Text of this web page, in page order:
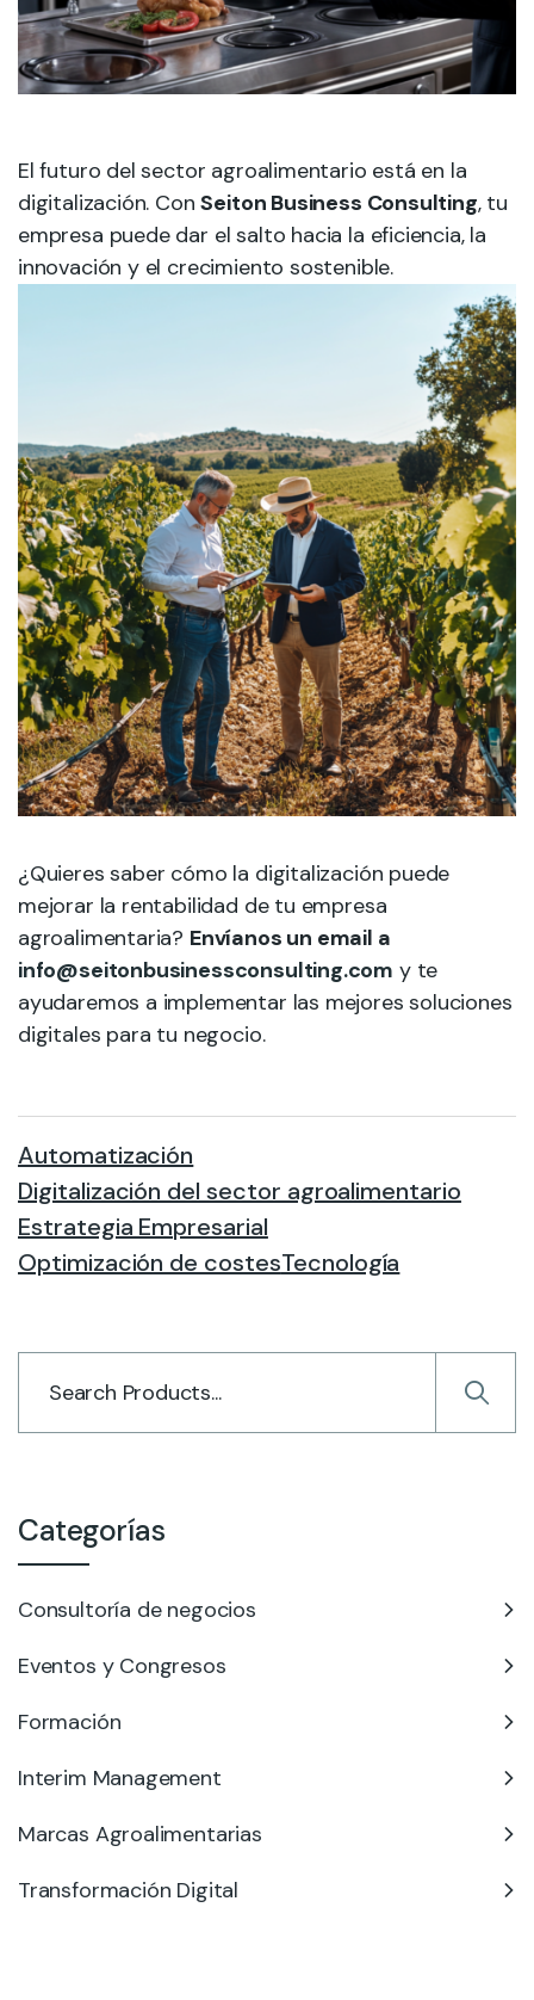
El futuro del sector agroalimentario está en la
digitalización. ConSeiton Business Consulting, tu
empresa puede dar el salto hacia la eficiencia, la
innovación y el crecimiento sostenible.
¿Quieres saber cómo la digitalización puede
mejorar la rentabilidad de tu empresa
agroalimentaria? Envíanos un email a
info@seitonbusinessconsulting.com y te
ayudaremos a implementar las mejores soluciones
digitales para tu negocio.
Automatización
Digitalización del sector agroalimentario
Estrategia Empresarial
Optimización de costesTecnología
Categorías
Consultoría de negocios
Eventos y Congresos
Formación
Interim Management
Marcas Agroalimentarias
Transformación Digital